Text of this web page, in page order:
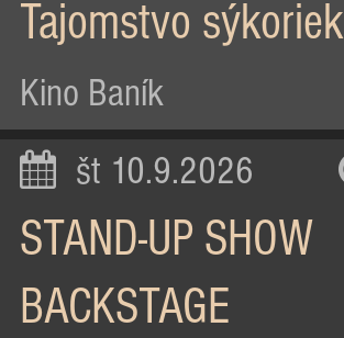
Tajomstvo sýkoriek
Kino Baník
št 10.9.2026
STAND-UP SHOW
BACKSTAGE